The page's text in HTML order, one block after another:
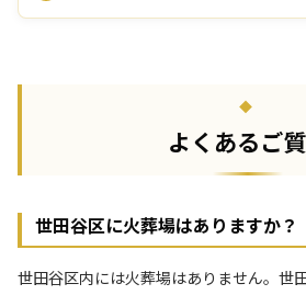
よくあるご
世田谷区に火葬場はありますか？
世田谷区内には火葬場はありません。世